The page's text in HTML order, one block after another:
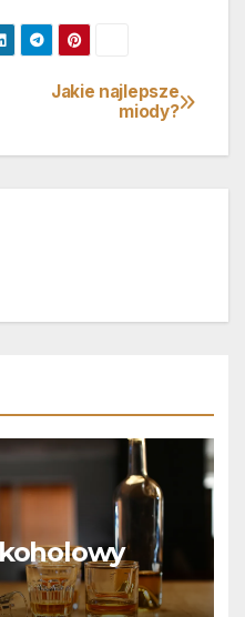
Jakie najlepsze
miody?